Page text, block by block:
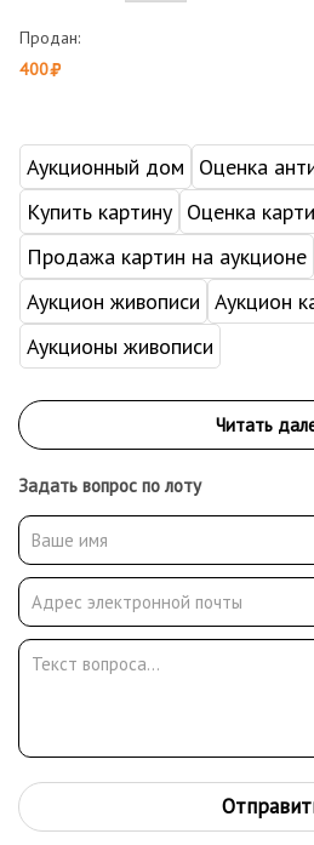
Продан:
400
Аукционный дом
Оценка
Купить картину Оценка
Продажа картин на аукционе
Аукцион живописи Аукцион
Аукционы живописи
Задать вопрос по лоту